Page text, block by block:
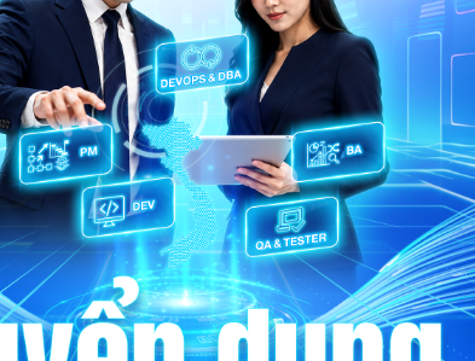
Gia nhập hệ sinh thái công nghệ
hiện đại, nơi bạn được làm việc
với những giải pháp tiên tiến và
cùng kiến tạo nên hành trình kết
nối không giới hạn.